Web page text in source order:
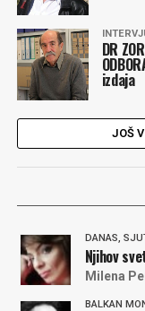
DR
izdaja
JOŠ
DANAS,
Njihov
Milena
BALKAN